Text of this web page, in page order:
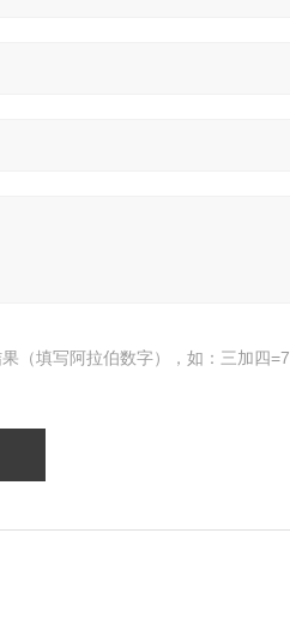
（填写阿拉伯数字），如：三加四=7